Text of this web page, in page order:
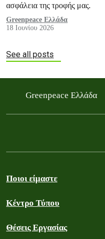
ασφάλεια της τροφής μας.
Greenpeace Ελλάδα
18 Ιουνίου 2026
See all posts
Greenpeace Ελλάδα
Ποιοι είμαστε
Κέντρο Τύπου
Θέσεις Εργασίας